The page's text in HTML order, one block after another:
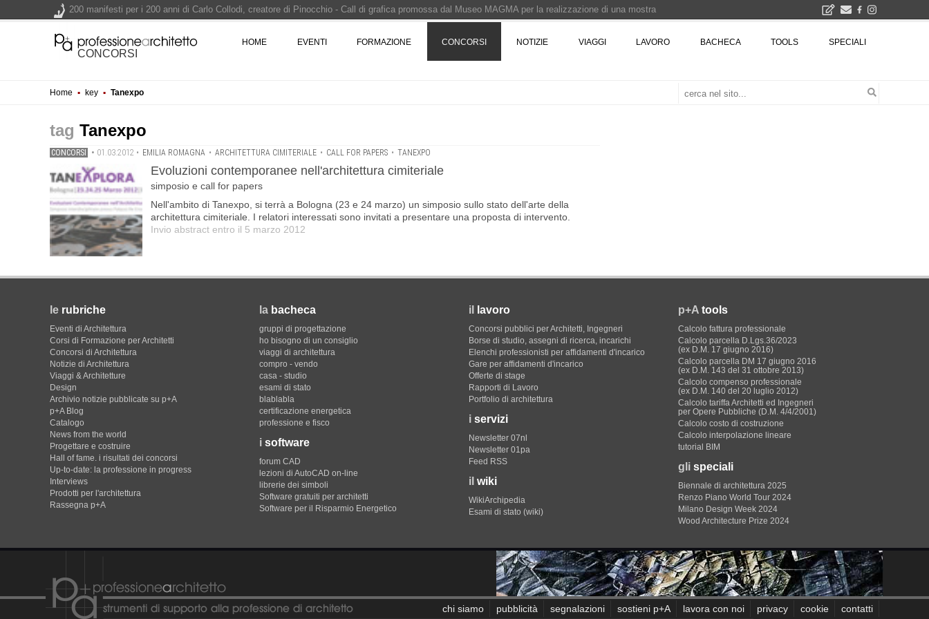
CONCORSI
HOME EVENTI FORMAZIONE CONCORSI NOTIZIE VIAGGI LAVORO BACHECA TOOLS SPECIALI
Home ▪ key ▪ Tanexpo
Tanexpo
CONCORSI • 01.03.2012 • EMILIA ROMAGNA • ARCHITETTURA CIMITERIALE • CALL FOR PAPERS • TANEXPO
Evoluzioni contemporanee nell'architettura cimiteriale
simposio e call for papers
Nell'ambito di Tanexpo, si terrà a Bologna (23 e 24 marzo) un simposio sullo stato dell'arte della
architettura cimiteriale. I relatori interessati sono invitati a presentare una proposta di intervento.
Invio abstract entro il 5 marzo 2012
le rubriche
Eventi di Architettura
Corsi di Formazione per Architetti
Concorsi di Architettura
Notizie di Architettura
Viaggi & Architetture
Design
Archivio notizie pubblicate su p+A
p+A Blog
Catalogo
News from the world
Progettare e costruire
Hall of fame. i risultati dei concorsi
Up-to-date: la professione in progress
Interviews
Prodotti per l'architettura
Rassegna p+A
la bacheca
gruppi di progettazione
ho bisogno di un consiglio
viaggi di architettura
compro - vendo
casa - studio
esami di stato
blablabla
certificazione energetica
professione e fisco
i software
forum CAD
lezioni di AutoCAD on-line
librerie dei simboli
Software gratuiti per architetti
Software per il Risparmio Energetico
il lavoro
Concorsi pubblici per Architetti, Ingegneri
Borse di studio, assegni di ricerca, incarichi
Elenchi professionisti per affidamenti d'incarico
Gare per affidamenti d'incarico
Offerte di stage
Rapporti di Lavoro
Portfolio di architettura
i servizi
Newsletter 07nl
Newsletter 01pa
Feed RSS
il wiki
WikiArchipedia
Esami di stato (wiki)
p+A tools
Calcolo fattura professionale
Calcolo parcella D.Lgs.36/2023
(ex D.M. 17 giugno 2016)
Calcolo parcella DM 17 giugno 2016
(ex D.M. 143 del 31 ottobre 2013)
Calcolo compenso professionale
(ex D.M. 140 del 20 luglio 2012)
Calcolo tariffa Architetti ed Ingegneri
per Opere Pubbliche (D.M. 4/4/2001)
Calcolo costo di costruzione
Calcolo interpolazione lineare
tutorial BIM
gli speciali
Biennale di architettura 2025
Renzo Piano World Tour 2024
Milano Design Week 2024
Wood Architecture Prize 2024
chi siamo pubblicità segnalazioni sostieni p+A lavora con noi privacy cookie contatti
200 manifesti per i 200 anni di Carlo Collodi, creatore di Pinocchio - Call di grafica promossa dal Museo MAGMA per la realizzazione di una mostra
Il lungomare di Nicotera si tinge di giallo: Fabrizio Ciappina vince il concorso di progettazione
Il decreto infrastrutture è legge, le novità dall'anticipazione del prezzo alla Soprintendenza speciale
Un nuovo volto per il lungomare di Villammare - Concorso di progettazione a procedura aperta due fasi Montepremi: 18.000 euro